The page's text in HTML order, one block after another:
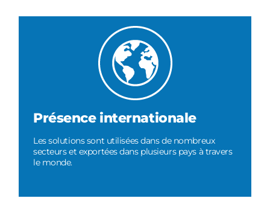
Présence internationale
Les solutions sont utilisées dans de nombreux
secteurs et exportées dans plusieurs pays à travers
le monde.